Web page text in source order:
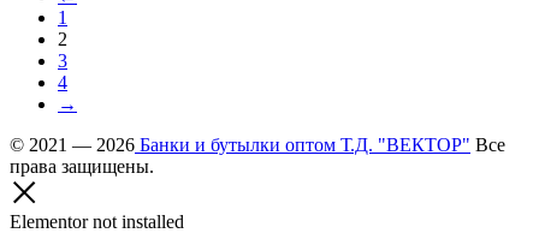
1
2
3
4
→
© 2021 — 2026 Банки и бутылки оптом Т.Д. "ВЕКТОР" Все
права защищены.
Elementor not installed